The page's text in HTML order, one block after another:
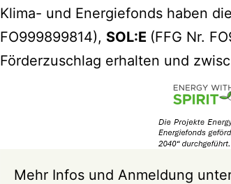
Klima- und Energiefonds haben
FO999899814), SOL:E (FFG Nr.
Förderzuschlag erhalten und
Mehr Infos und Anmeldung